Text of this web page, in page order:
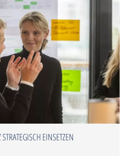
EINSETZEN